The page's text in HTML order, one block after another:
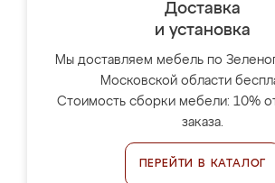
Доставка
и установка
Мы доставляем мебель по
Московской области
Стоимость сборки мебели: 10%
заказа.
ПЕРЕЙТИ В КАТАЛОГ